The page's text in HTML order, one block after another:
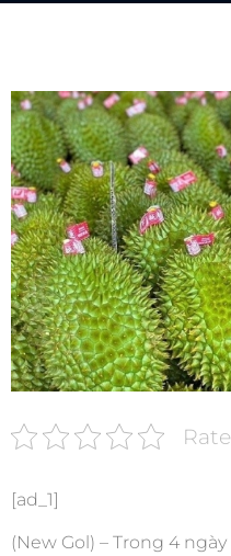
[ad_1]
(New Gol) – Trong 4